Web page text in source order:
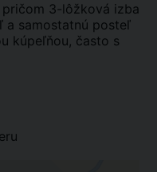
3-lôžková izba
a samostatnú posteľ
kúpeľňou, často s